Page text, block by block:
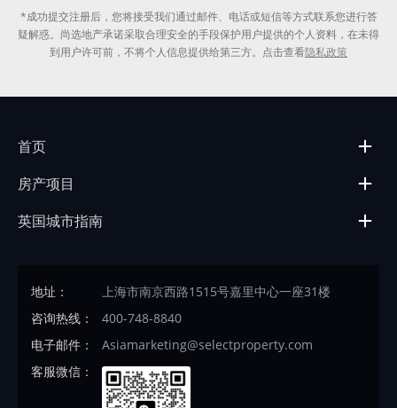
*成功提交注册后，您将接受我们通过邮件、电话或短信等方式联系您进行答
疑解惑。尚选地产承诺采取合理安全的手段保护用户提供的个人资料，在未得
到用户许可前，不将个人信息提供给第三方。点击查看隐私政策
首页
房产项目
英国城市指南
地址：
上海市南京西路1515号嘉里中心一座31楼
咨询热线：
400-748-8840
电子邮件：
Asiamarketing@selectproperty.com
客服微信：